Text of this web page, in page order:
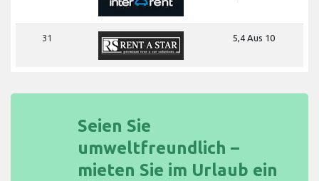
31 5,4 Aus 10
Seien Sie
umweltfreundlich –
mieten Sie im Urlaub ein